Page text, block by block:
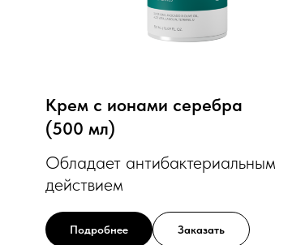
Крем с ионами серебра
(500 мл)
Обладает антибактериальным
действием
Подробнее Заказать